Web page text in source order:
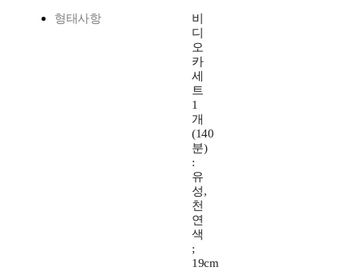
형태사항
비
디
오
카
세
트
1
개
(140
분)
:
유
성,
천
연
색
;
19cm